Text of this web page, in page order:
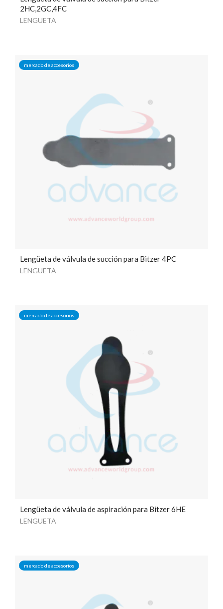
2HC,2GC,4FC
LENGUETA
mercado de accesorios
Lengüeta de válvula de succión para Bitzer 4PC
LENGUETA
mercado de accesorios
Lengüeta de válvula de aspiración para Bitzer 6HE
LENGUETA
mercado de accesorios